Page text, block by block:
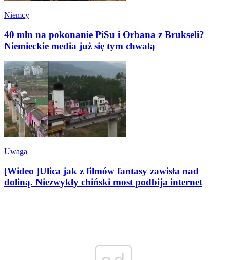
Niemcy
40 mln na pokonanie PiSu i Orbana z Brukseli?
Niemieckie media już się tym chwalą
Uwaga
[Wideo ]Ulica jak z filmów fantasy zawisła nad
doliną. Niezwykły chiński most podbija internet